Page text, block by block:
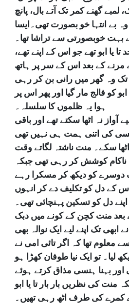
گھنے کمر تک آتے بال، پانچ
بے انتہا خو بصورت تھی۔ایسا
بہت خوبصورتی سے تراشا تھا۔
یا ابو تھے جو اس کے اپنے تھے،
مرنے کے بعد اس کے سر پر ہاتھ
وہ گھر میں رانی بن کر رہی
کو فالج مار گیا اور پھر اس پر
ہوا یہ ظلموں کا سلسلہ۔
آواز نہ اٹھا سکتے تھے اور باقی
کی اتنی ہمت ہی نہیں تھی
سکے۔ منت ناشتہ لگاتے وقت
ناکام کوشش کر رہی تھی جبکہ
دوسرے کو دیکھ کر مسکرا رہے
کے دل کو تکلیف دے کر انہوں
دل کو تسکین پہنچائی تھی۔
بعد منت کچن کے کونے میں دبک
ابھی تک اپنے لیے ایک نوالہ بھی
معلوم تھا کہ اگر تائی امی نے
لیا۔ تو ایک نیا طوفان کھڑا ہو
اور بہنا ہنسی مذاق کرتے ہوئے
منت کی نظریں بار بار تا یا ابو
کمرے کی طرف اٹھ رہی تھیں۔